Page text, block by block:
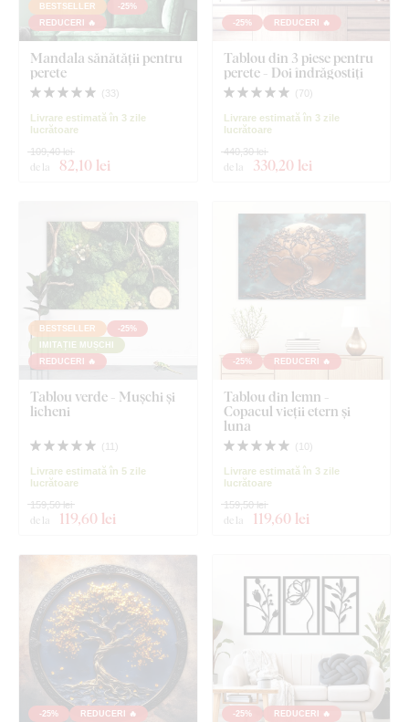
BESTSELLER
-25%
REDUCERI 🔥
Mandala sănătății pentru
perete
( 33 )
Livrare estimată în 3 zile
lucrătoare
de la 82,10 lei
109,40 lei
-25% REDUCERI 🔥
Tablou din 3 piese pentru
perete - Doi îndrăgostiți
( 70 )
Livrare estimată în 3 zile
lucrătoare
de la 330,20 lei
440,30 lei
BESTSELLER
-25%
IMITAȚIE MUȘCHI
REDUCERI 🔥
Tablou verde - Mușchi și
licheni
( 11 )
Livrare estimată în 5 zile
lucrătoare
de la 119,60 lei
159,50 lei
-25% REDUCERI 🔥
Tablou din lemn -
Copacul vieții etern și
luna
( 10)
Livrare estimată în 3 zile
lucrătoare
de la 119,60 lei
159,50 lei
-25% REDUCERI 🔥 -25% REDUCERI 🔥